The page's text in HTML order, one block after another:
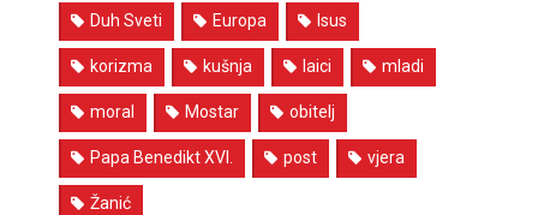
Duh Sveti Europa Isus
korizma kušnja laici mladi
moral Mostar obitelj
Papa Benedikt XVI. post vjera
Žanić